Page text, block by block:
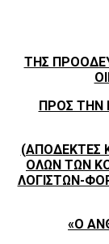
ΤΗΣ
ΠΡΟΣ ΤΗΝ
(ΑΠΟΔΕΚΤΕΣ
ΟΛΩΝ ΤΩΝ
ΛΟΓΙΣΤΩΝ-
«Ο